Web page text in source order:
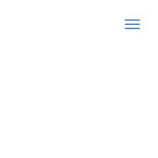
Toggle